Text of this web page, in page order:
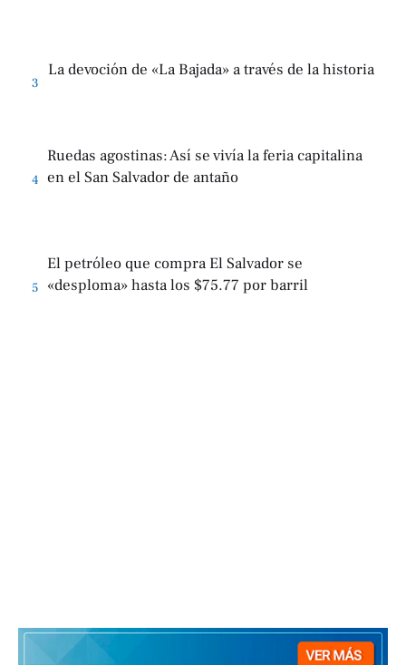
3
La devoción de «La Bajada» a través de la historia
4
Ruedas agostinas: Así se vivía la feria capitalina
en el San Salvador de antaño
5
El petróleo que compra El Salvador se
«desploma» hasta los $75.77 por barril